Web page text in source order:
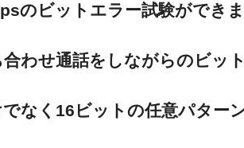
のビットエラー試験ができま
わせ通話をしながらのビッ
なく16ビットの任意パター